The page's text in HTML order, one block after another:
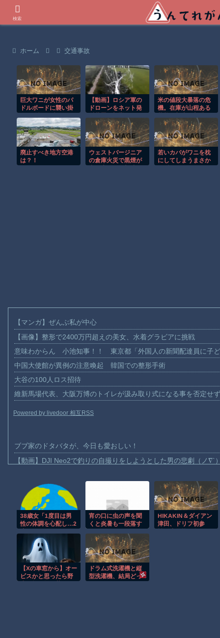
ホーム 交通事故
巨大ワニが女性のパ
ドルボードに襲い掛
【動画】ロシア軍の
ドローンをネット発
クライナ。
米の値段大暴落の危
機。在庫が山程ある
まる。「米農家が生
活できない」
廃止すべき地方空港
は？！
ウェストバージニア
の倉庫火災で黒煙が
若いカバがワニを枕
にしてしまうまさか
【マンガ】ぜんぶ私が中心
【画像】整形で2400万円超えの美女、水着グラビアに挑戦
意味わからん 小池知事！！ 東京都「外国人の新聞配達員に子
中国大使館が異例の注意喚起 韓国での整形手術
大谷の100人ロス招待
維新馬場代表、大阪万博のトイレが汲み取り式になる事を否定せ
Powered by livedoor 相互RSS
ブブ家のドタバタが、今日も愛おしい！
【動画】DJI Neo2で釣りの自撮りをしようとした男の悲劇（ノ∇`
お前らがメイドイン韓国で認めてるもの 「キムチ」あと3つは？
AmazonのアツさMax！心も踊る「マンガ毎週末セール（50%還
【動画】これはお見事。中国重慶市で珍しい事故が撮影される。
【動画】ロシア軍のドローンをネット発射装置で撃墜するウクラ
【動画】逃げる判断はやっ！埼玉でスマホ運転のプリウスに当て
渡邊渚さん「私がPTSDと診断された当時、世間はまだPTSDと
38歳女「1度目は男
性の体調を心配し…2
くなり…」36歳男性
にストーカー
宵の口に虫の声を聞
くと炎暑も一段落す
とホッとする
HIKAKIN＆ダイアン
津田、ドリフ初参
【Xの車窓から】オー
ビスかと思ったら野
ドラム式洗濯機と縦
型洗濯機、結局どっ
検索